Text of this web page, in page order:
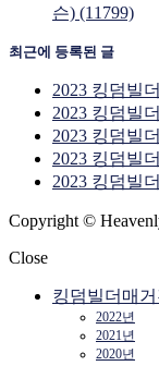
슨) (11799)
최근에 등록된 글
2023 킹덤빌
2023 킹덤빌
2023 킹덤빌
2023 킹덤빌
2023 킹덤빌
Copyright ©
Close
킹덤빌더매거
2022년
2021년
2020년